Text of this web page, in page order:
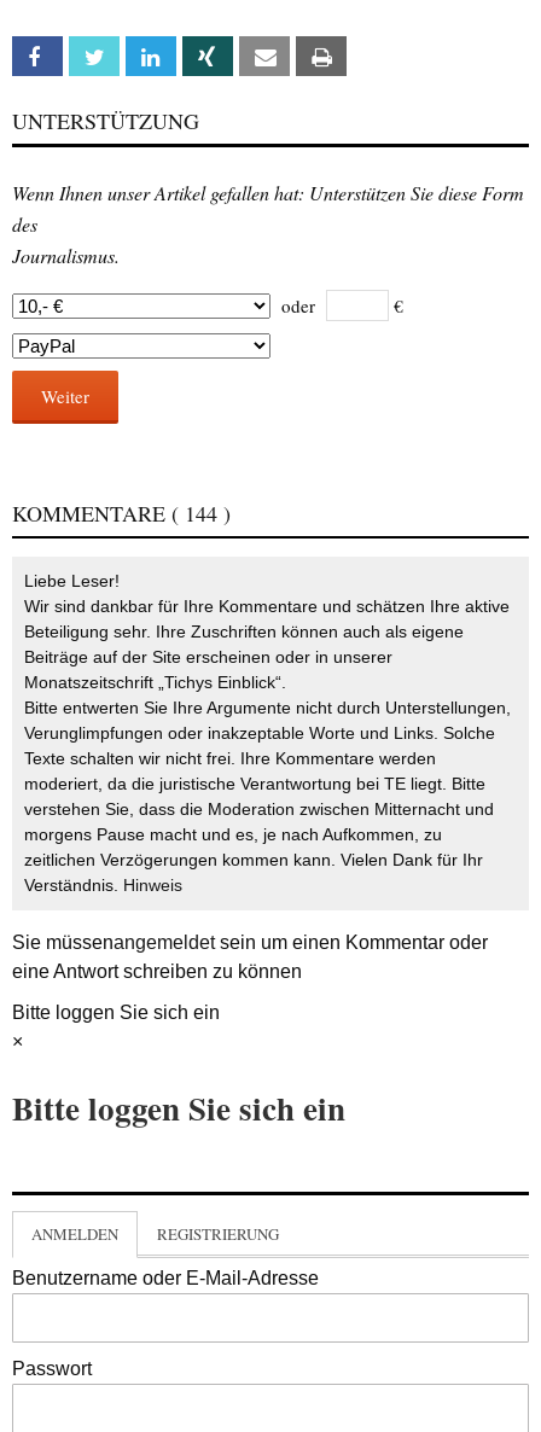
Facebook Twitter Linkedin Xing Email
UNTERSTÜTZUNG
Wenn Ihnen unser Artikel gefallen hat: Unterstützen Sie diese Form
des
Journalismus.
oder €
Weiter
KOMMENTARE ( 144 )
Liebe Leser!
Wir sind dankbar für Ihre Kommentare und schätzen Ihre aktive
Beteiligung sehr. Ihre Zuschriften können auch als eigene
Beiträge auf der Site erscheinen oder in unserer
Monatszeitschrift „Tichys Einblick“.
Bitte entwerten Sie Ihre Argumente nicht durch Unterstellungen,
Verunglimpfungen oder inakzeptable Worte und Links. Solche
Texte schalten wir nicht frei. Ihre Kommentare werden
moderiert, da die juristische Verantwortung bei TE liegt. Bitte
verstehen Sie, dass die Moderation zwischen Mitternacht und
morgens Pause macht und es, je nach Aufkommen, zu
zeitlichen Verzögerungen kommen kann. Vielen Dank für Ihr
Verständnis. Hinweis
Sie müssenangemeldetsein um einen Kommentar oder
eine Antwort schreiben zu können
Bitte loggen Sie sich ein
×
Bitte loggen Sie sich ein
ANMELDEN REGISTRIERUNG
Benutzername oder E-Mail-Adresse
Passwort